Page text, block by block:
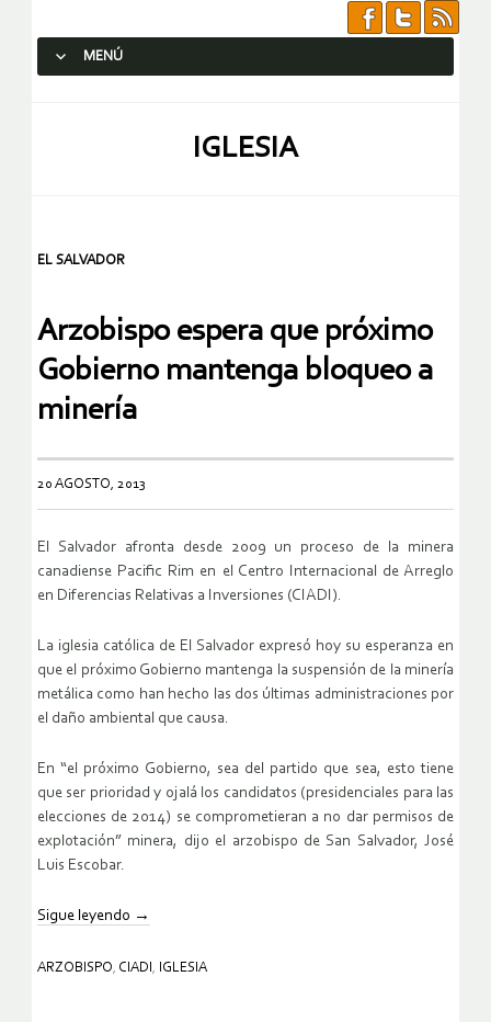
MENÚ
IGLESIA
EL SALVADOR
Arzobispo espera que próximo
Gobierno mantenga bloqueo a
minería
20 AGOSTO, 2013
El Salvador afronta desde 2009 un proceso de la minera
canadiense Pacific Rim en el Centro Internacional de Arreglo
en Diferencias Relativas a Inversiones (CIADI).
La iglesia católica de El Salvador expresó hoy su esperanza en
que el próximo Gobierno mantenga la suspensión de la minería
metálica como han hecho las dos últimas administraciones por
el daño ambiental que causa.
En “el próximo Gobierno, sea del partido que sea, esto tiene
que ser prioridad y ojalá los candidatos (presidenciales para las
elecciones de 2014) se comprometieran a no dar permisos de
explotación” minera, dijo el arzobispo de San Salvador, José
Luis Escobar.
Sigue leyendo →
ARZOBISPO, CIADI , IGLESIA